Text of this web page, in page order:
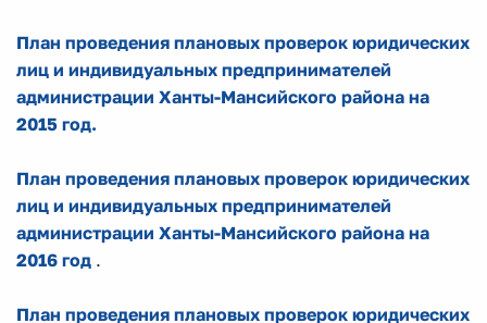
План проведения плановых проверок юридических
лиц и индивидуальных предпринимателей
администрации Ханты-Мансийского района на
2015 год.
План проведения плановых проверок юридических
лиц и индивидуальных предпринимателей
администрации Ханты-Мансийского района на
2016 год .
План проведения плановых проверок юридических